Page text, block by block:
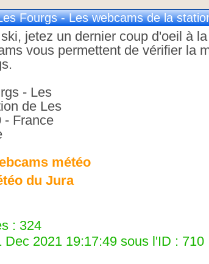
Fourgs - Les webcams de la
jetez un dernier coup d'oeil à
vous permettent de vérifier la
météo
du Jura
: 324
Dec 2021 19:17:49 sous l'ID : 710